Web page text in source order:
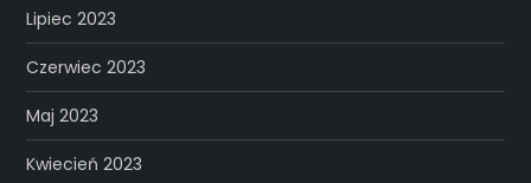
Lipiec 2023
Czerwiec 2023
Maj 2023
Kwiecień 2023